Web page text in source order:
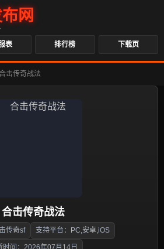
网
表 排行榜 下载页
击传奇战法
合击传奇战法
传奇sf 支持平台：PC,安卓,iOS
时间：2026年07月14日